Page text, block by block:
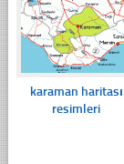
karaman haritası
resimleri